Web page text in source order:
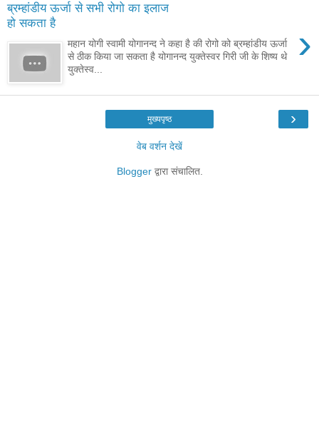
ब्रम्हांडीय ऊर्जा से सभी रोगो का इलाज
हो सकता है
›
महान योगी स्वामी योगानन्द ने कहा है की रोगो को ब्रम्हांडीय ऊर्जा
से ठीक किया जा सकता है योगानन्द युक्तेस्वर गिरी जी के शिष्य थे
युक्तेस्व...
›
मुख्यपृष्ठ
वेब वर्शन देखें
Bloggerद्वारा संचालित.